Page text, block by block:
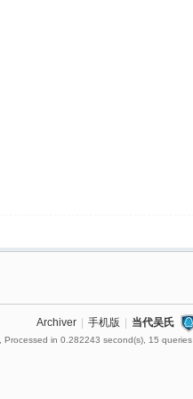
Archiver 手机版 当代吴氏
, Processed in 0.282243 second(s), 15 queries .